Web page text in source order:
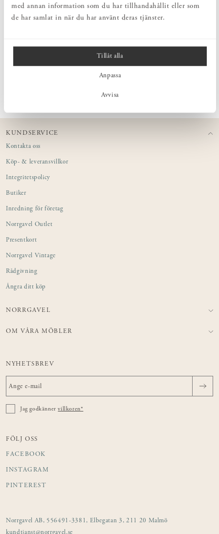
med annan information som du har tillhandahållit eller som
de har samlat in när du har använt deras tjänster.
Tillåt alla
Anpassa
Avvisa
Tagelborsten är följsam och slitstark, vilket gör rengöringen effektiv
utan att repa känsliga ytor.
KUNDSERVICE
Kontakta oss
Köp- & leveransvillkor
Integritetspolicy
Butiker
Inredning för företag
Norrgavel Outlet
Presentkort
Norrgavel Vintage
Rådgivning
Ångra ditt köp
NORRGAVEL
OM VÅRA MÖBLER
NYHETSBREV
Jag godkännervillkoren*
FÖLJ OSS
FACEBOOK
INSTAGRAM
PINTEREST
Norrgavel AB, 556491-3381, Elbegatan 3, 211 20 Malmö